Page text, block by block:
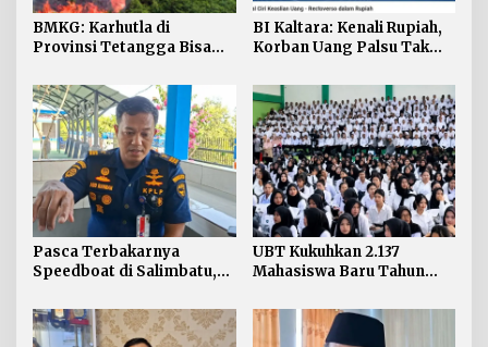
BMKG: Karhutla di
Provinsi Tetangga Bisa
Kaltara
BI Kaltara: Kenali Rupiah,
Korban Uang Palsu Tak
Pasca Terbakarnya
Speedboat di Salimbatu,
Pengawasan dan Edukasi
Awak Kapal
UBT Kukuhkan 2.137
Mahasiswa Baru Tahun